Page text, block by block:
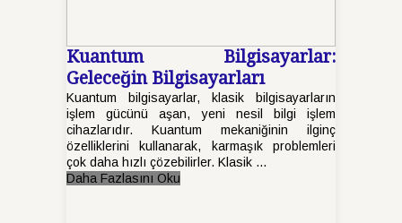
Kuantum Bilgisayarlar:
Geleceğin Bilgisayarları
Kuantum bilgisayarlar, klasik bilgisayarların
işlem gücünü aşan, yeni nesil bilgi işlem
cihazlarıdır. Kuantum mekaniğinin ilginç
özelliklerini kullanarak, karmaşık problemleri
çok daha hızlı çözebilirler. Klasik ...
Daha Fazlasını Oku